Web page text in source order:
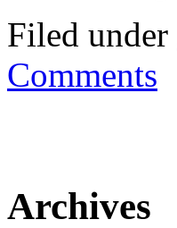
Filed under
Comments
Archives